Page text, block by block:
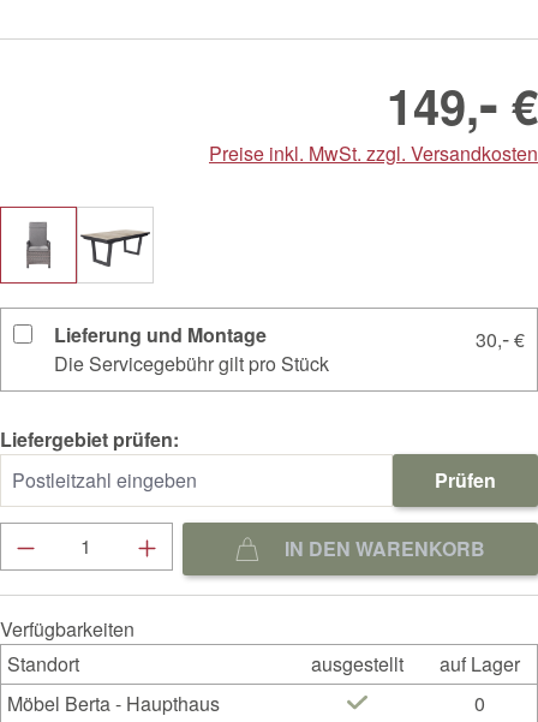
149,- €
Preise inkl. MwSt. zzgl. Versandkosten
Lieferung und Montage
Die Servicegebühr gilt pro Stück
30,-€
Liefergebiet prüfen:
Prüfen
Produkt Anzahl: Gib den gewünschten Wert
IN DEN WARENKORB
Verfügbarkeiten
Standort
ausgestellt
auf Lager
Möbel Berta - Haupthaus
0